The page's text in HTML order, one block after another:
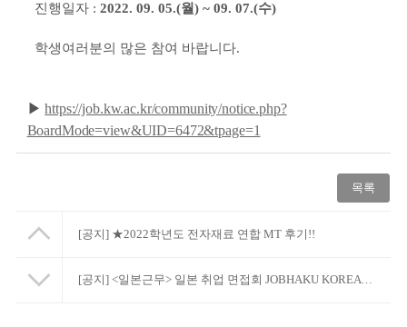
진행일자 : 2022. 09. 05.(월) ~ 09. 07.(수)
학생여러분의 많은 참여 바랍니다.
▶https://job.kw.ac.kr/community/notice.php?
BoardMode=view&UID=6472&tpage=1
목록
[공지] ★2022학년도 전자재료 연합 MT 후기!!
[공지] <일본근무> 일본 취업 면접회 JOBHAKU KOREA 안내 : 닛산자동차 외 8개사 채용 진행